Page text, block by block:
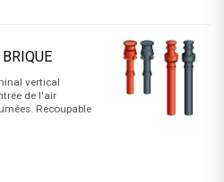
vertical
de l'air
Recoupable